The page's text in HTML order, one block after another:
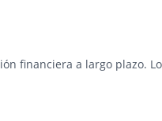
financiera a largo plazo.